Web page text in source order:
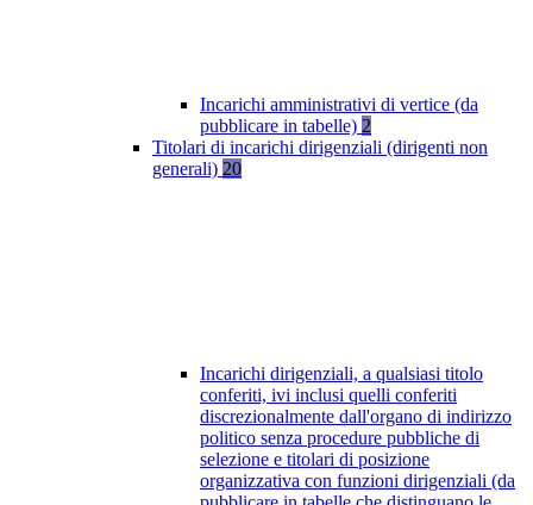
Incarichi amministrativi di vertice (da
pubblicare in tabelle) 2
Titolari di incarichi dirigenziali (dirigenti non
generali) 20
Incarichi dirigenziali, a qualsiasi titolo
conferiti, ivi inclusi quelli conferiti
discrezionalmente dall'organo di indirizzo
politico senza procedure pubbliche di
selezione e titolari di posizione
organizzativa con funzioni dirigenziali (da